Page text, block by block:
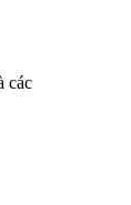
các